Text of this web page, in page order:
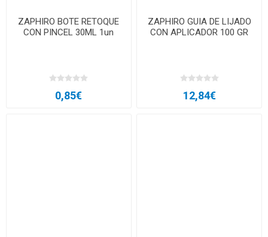
ZAPHIRO BOTE RETOQUE
CON PINCEL 30ML 1un
0,85€
ZAPHIRO GUIA DE LIJADO
CON APLICADOR 100 GR
12,84€